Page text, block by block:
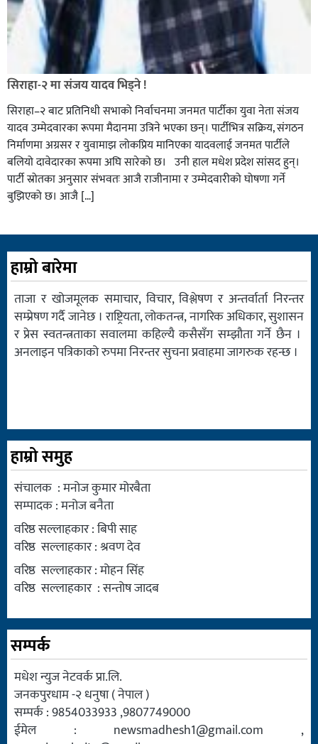
सिराहा-२ मा संजय यादव भिड्ने !
सिराहा–२ बाट प्रतिनिधी सभाको निर्वाचनमा जनमत पार्टीका युवा नेता संजय
यादव उम्मेदवारका रूपमा मैदानमा उत्रिने भएका छन्। पार्टीभित्र सक्रिय, संगठन
निर्माणमा अग्रसर र युवामाझ लोकप्रिय मानिएका यादवलाई जनमत पार्टीले
बलियो दावेदारका रूपमा अघि सारेको छ। उनी हाल मधेश प्रदेश सांसद हुन्।
पार्टी स्रोतका अनुसार संभवतः आजै राजीनामा र उम्मेदवारीको घोषणा गर्ने
बुझिएको छ। आजै […]
हाम्रो बारेमा
ताजा र खोजमूलक समाचार, विचार, विश्लेषण र अन्तर्वार्ता निरन्तर
सम्प्रेषण गर्दै जानेछ । राष्ट्रियता, लोकतन्त्र, नागरिक अधिकार, सुशासन
र प्रेस स्वतन्त्रताका सवालमा कहिल्यै कसैसँग सम्झौता गर्ने छैन ।
अनलाइन पत्रिकाको रुपमा निरन्तर सुचना प्रवाहमा जागरुक रहन्छ ।
हाम्रो समुह
संचालक : मनोज कुमार मोरबैता
सम्पादक : मनोज बनैता
वरिष्ठ सल्लाहकार : बिपी साह
वरिष्ठ सल्लाहकार : श्रवण देव
वरिष्ठ सल्लाहकार : मोहन सिंह
वरिष्ठ सल्लाहकार : सन्तोष जादब
सम्पर्क
मधेश न्युज नेटवर्क प्रा.लि.
जनकपुरधाम -२ धनुषा ( नेपाल )
सम्पर्क : 9854033933 ,9807749000
ईमेल : newsmadhesh1@gmail.com ,